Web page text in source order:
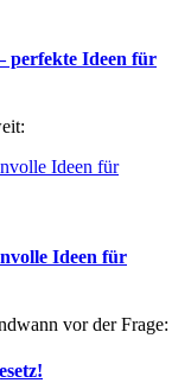
perfekte Ideen für
Ideen für
vor der Frage: